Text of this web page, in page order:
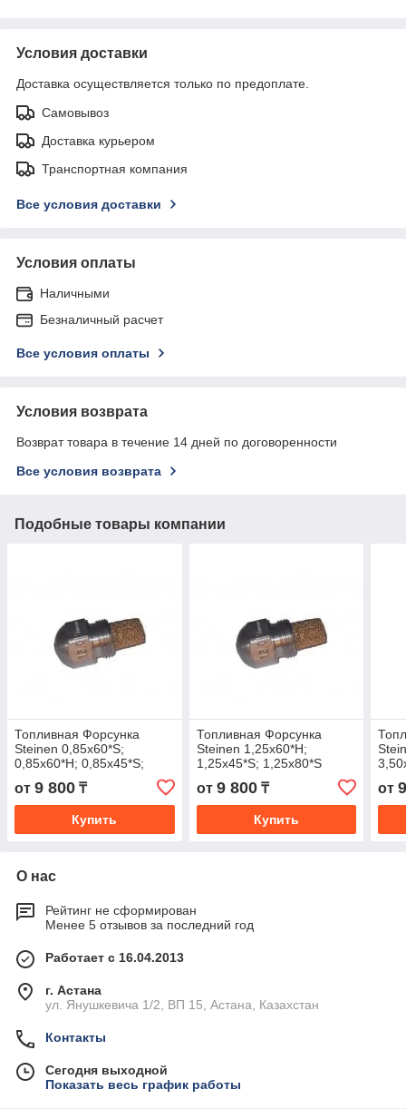
Условия доставки
Доставка осуществляется только по предоплате.
Самовывоз
Доставка курьером
Транспортная компания
Все условия доставки
Условия оплаты
Наличными
Безналичный расчет
Все условия оплаты
Условия возврата
Возврат товара в течение 14 дней по договоренности
Все условия возврата
Подобные товары компании
Топливная Форсунка
Steinen 0,85х60*S;
0,85х60*Н; 0,85х45*S;
от 9 800 ₸
Купить
Топливная Форсунка
Steinen 1,25х60*Н;
1,25х45*S; 1,25х80*S
от 9 800₸
Купить
от
О нас
Рейтинг не сформирован
Менее 5 отзывов за последний год
Работает с 16.04.2013
г. Астана
ул. Янушкевича 1/2, ВП 15, Астана, Казахстан
Контакты
Сегодня выходной
Показать весь график работы